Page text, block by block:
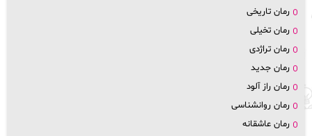
رمان تاریخی
رمان تخیلی
رمان تراژدی
رمان جدید
رمان راز آلود
رمان روانشناسی
رمان عاشقانه